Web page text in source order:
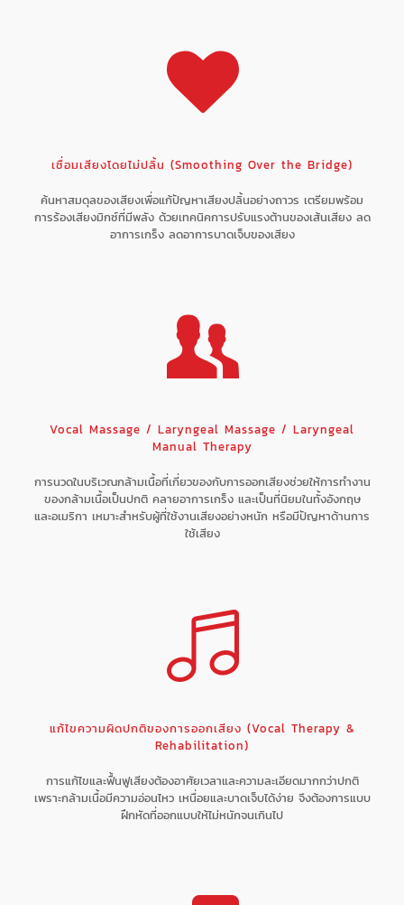
เชื่อมเสียงโดยไม่ปลิ้น (Smoothing Over the Bridge)
ค้นหาสมดุลของเสียงเพื่อแก้ปัญหาเสียงปลิ้นอย่างถาวร เตรียมพร้อม
การร้องเสียงมิกซ์ที่มีพลัง ด้วยเทคนิคการปรับแรงต้านของเส้นเสียง ลด
อาการเกร็ง ลดอาการบาดเจ็บของเสียง
Vocal Massage / Laryngeal Massage / Laryngeal
Manual Therapy
การนวดในบริเวณกล้ามเนื้อที่เกี่ยวของกับการออกเสียงช่วยให้การทำงาน
ของกล้ามเนื้อเป็นปกติ คลายอาการเกร็ง และเป็นที่นิยมในทั้งอังกฤษ
และอเมริกา เหมาะสำหรับผู้ที่ใช้งานเสียงอย่างหนัก หรือมีปัญหาด้านการ
ใช้เสียง
แก้ไขความผิดปกติของการออกเสียง (Vocal Therapy &
Rehabilitation)
การแก้ไขและฟื้นฟูเสียงต้องอาศัยเวลาและความละเอียดมากกว่าปกติ
เพราะกล้ามเนื้อมีความอ่อนไหว เหนื่อยและบาดเจ็บได้ง่าย จึงต้องการแบบ
ฝึกหัดที่ออกแบบให้ไม่หนักจนเกินไป